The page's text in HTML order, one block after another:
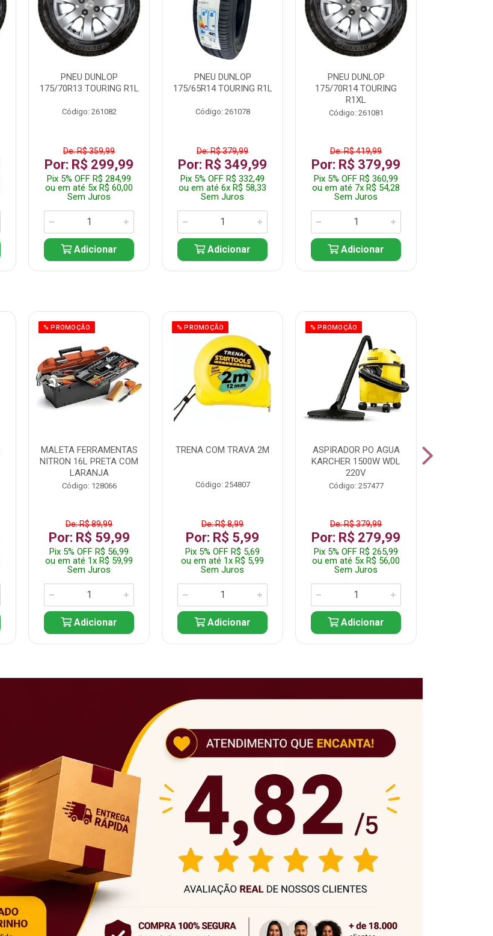
PNEU DUNLOP
175/70R13 TOURING R1L
Código: 261082
De: R$ 359,99
Por: R$ 299,99
Pix 5% OFF R$ 284,99
ou em até 5x R$ 60,00
Sem Juros
Adicionar
PNEU DUNLOP
175/65R14 TOURING R1L
Código: 261078
De: R$ 379,99
Por: R$ 349,99
Pix 5% OFF R$ 332,49
ou em até 6x R$ 58,33
Sem Juros
Adicionar
PNEU DUNLOP
175/70R14 TOURING
R1XL
Código: 261081
De: R$ 419,99
Por: R$ 379,99
Pix 5% OFF R$ 360,99
ou em até 7x R$ 54,28
Sem Juros
Adicionar
% PROMOÇÃO
MALETA FERRAMENTAS
NITRON 16L PRETA COM
LARANJA
Código: 128066
De: R$ 89,99
Por: R$ 59,99
Pix 5% OFF R$ 56,99
ou em até 1x R$ 59,99
Sem Juros
Adicionar
% PROMOÇÃO
TRENA COM TRAVA 2M
Código: 254807
De: R$ 8,99
Por: R$ 5,99
Pix 5% OFF R$ 5,69
ou em até 1x R$ 5,99
Sem Juros
Adicionar
% PROMOÇÃO
ASPIRADOR PO AGUA
KARCHER 1500W WDL
220V
Código: 257477
De: R$ 379,99
Por: R$ 279,99
Pix 5% OFF R$ 265,99
ou em até 5x R$ 56,00
Sem Juros
Adicionar